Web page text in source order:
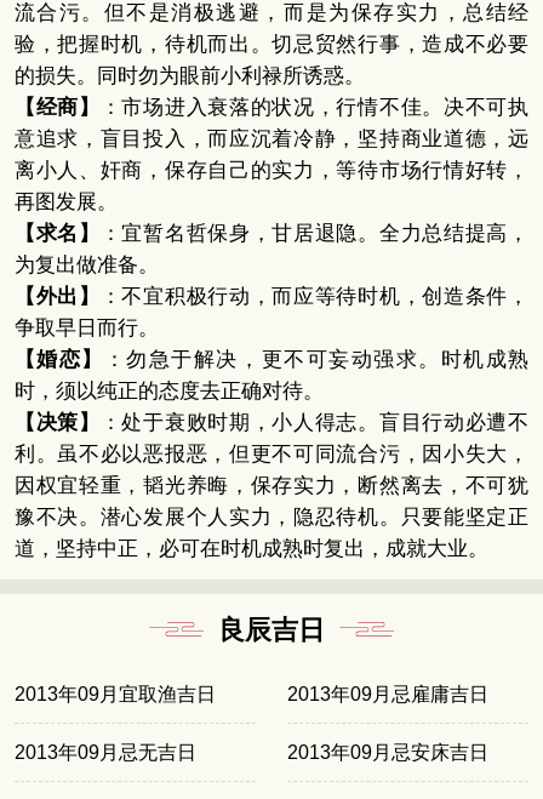
流合污。但不是消极逃避，而是为保存实力，总结经
验，把握时机，待机而出。切忌贸然行事，造成不必要
的损失。同时勿为眼前小利禄所诱惑。
【经商】
：市场进入衰落的状况，行情不佳。决不可执
意追求，盲目投入，而应沉着冷静，坚持商业道德，远
离小人、奸商，保存自己的实力，等待市场行情好转，
再图发展。
【求名】
：宜暂名哲保身，甘居退隐。全力总结提高，
为复出做准备。
【外出】
：不宜积极行动，而应等待时机，创造条件，
争取早日而行。
【婚恋】
：勿急于解决，更不可妄动强求。时机成熟
时，须以纯正的态度去正确对待。
【决策】
：处于衰败时期，小人得志。盲目行动必遭不
利。虽不必以恶报恶，但更不可同流合污，因小失大，
因权宜轻重，韬光养晦，保存实力，断然离去，不可犹
豫不决。潜心发展个人实力，隐忍待机。只要能坚定正
道，坚持中正，必可在时机成熟时复出，成就大业。
良辰吉日
2013年09月宜取渔吉日 2013年09月忌雇庸吉日
2013年09月忌无吉日 2013年09月忌安床吉日